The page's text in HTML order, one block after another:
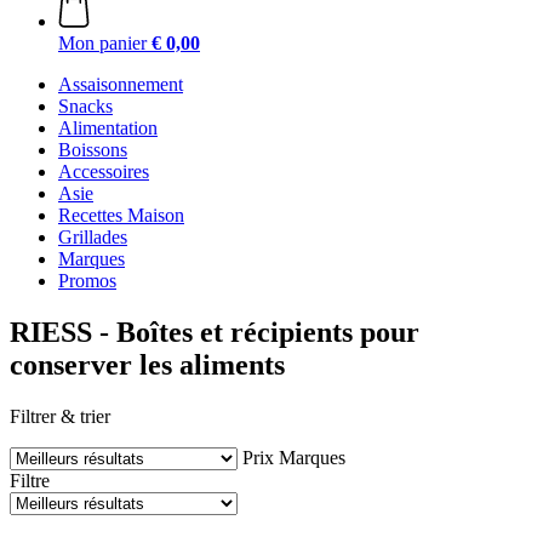
Mon panier € 0,00
Assaisonnement
Snacks
Alimentation
Boissons
Accessoires
Asie
Recettes Maison
Grillades
Marques
Promos
RIESS - Boîtes et récipients pour
conserver les aliments
Filtrer & trier
Prix Marques
Filtre